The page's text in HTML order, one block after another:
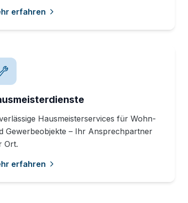
erfahren
Hausmeisterservices für Wohn-
Gewerbeobjekte – Ihr Ansprechpartner
Ort.
erfahren